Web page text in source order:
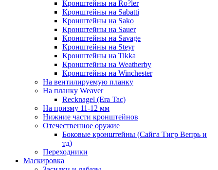
Кронштейны на Ro?ler
Кронштейны на Sabatti
Кронштейны на Sako
Кронштейны на Sauer
Кронштейны на Savage
Кронштейны на Steyr
Кронштейны на Tikka
Кронштейны на Weatherby
Кронштейны на Winchester
На вентилируемую планку
На планку Weaver
Recknagel (Era Tac)
На призму 11-12 мм
Нижние части кронштейнов
Отечественное оружие
Боковые кронштейны (Сайга Тигр Вепрь и
тд)
Переходники
Маскировка